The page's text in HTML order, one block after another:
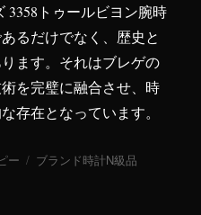
3358トゥールビヨン腕時
るだけでなく、歴史と
ます。それはブレゲの
を完璧に融合させ、時
存在となっています。
ー
タ
ブランド時計N級品